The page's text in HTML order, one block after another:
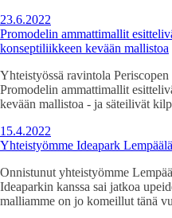
23.6.2022
Promodelin ammattimallit
konseptiliikkeen kevään mallistoa
Yhteistyössä ravintola Periscopen
Promodelin ammattimallit
kevään mallistoa - ja säteilivät
15.4.2022
Yhteistyömme Ideapark
Onnistunut yhteistyömme
Ideaparkin kanssa sai jatkoa
malliamme on jo komeillut tänä